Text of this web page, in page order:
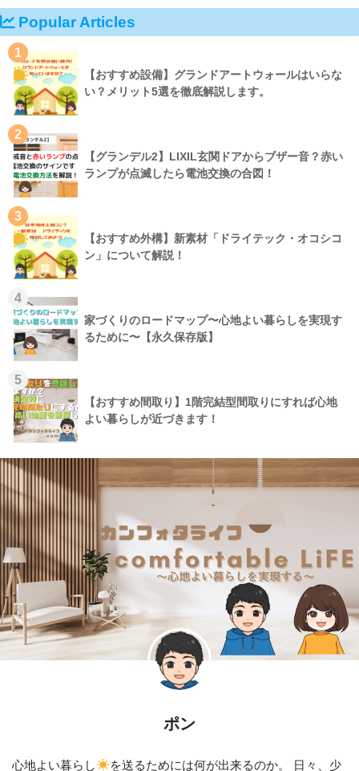
Popular Articles
1
【おすすめ設備】グランドアートウォールはいらな
い？メリット5選を徹底解説します。
2
【グランデル2】LIXIL玄関ドアからブザー音？赤い
ランプが点滅したら電池交換の合図！
3
【おすすめ外構】新素材「ドライテック・オコシコ
ン」について解説！
4
家づくりのロードマップ〜心地よい暮らしを実現す
るために〜【永久保存版】
5
【おすすめ間取り】1階完結型間取りにすれば心地
よい暮らしが近づきます！
ポン
心地よい暮らし を送るためには何が出来るのか。 日々、少